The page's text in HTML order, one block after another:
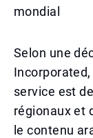
mondial
Selon une
service est
régionaux et
le contenu